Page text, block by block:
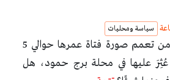
سياسة ومحليات
قوى الأمن تعمم صورة فتاة عمرها حوالي 5
عليها في محلة برج حمود، هل